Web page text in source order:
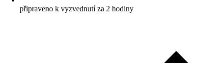
připraveno k vyzvednutí za 2 hodiny